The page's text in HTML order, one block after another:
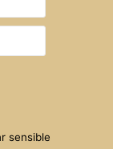
sensible